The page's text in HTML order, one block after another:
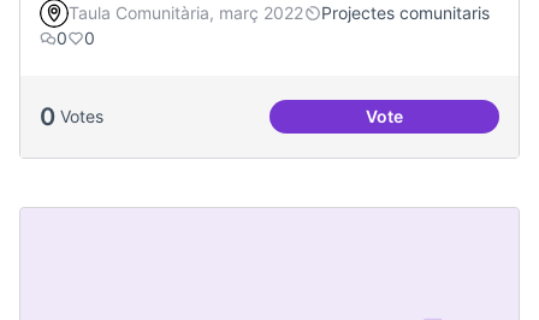
Taula Comunitària, març 2022
Projectes comunitaris
0
0
0 Votes VoteProjecte